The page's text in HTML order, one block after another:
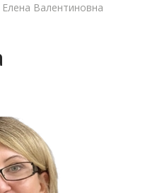
Валентиновна